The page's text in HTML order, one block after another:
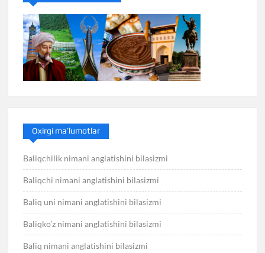
Oxirgi ma’lumotlar
Baliqchilik nimani anglatishini bilasizmi
Baliqchi nimani anglatishini bilasizmi
Baliq uni nimani anglatishini bilasizmi
Baliqko’z nimani anglatishini bilasizmi
Baliq nimani anglatishini bilasizmi